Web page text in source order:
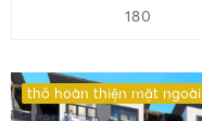
180
thô hoàn thiện mặt ngoài